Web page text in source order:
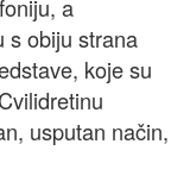
a
s obiju strana
koje su
usputan način,